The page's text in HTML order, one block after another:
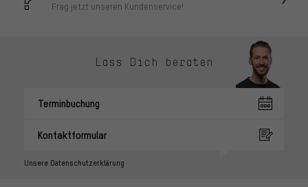
Frag jetzt unseren Kundenservice!
Lass Dich beraten
Terminbuchung
Kontaktformular
Unsere Datenschutzerklärung